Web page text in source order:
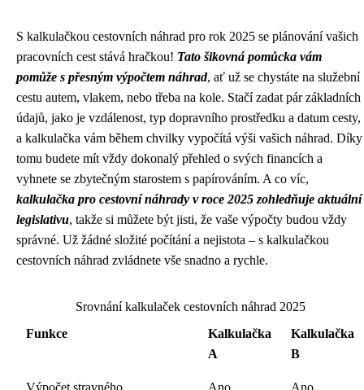
S kalkulačkou cestovních náhrad pro rok 2025 se plánování vašich
pracovních cest stává hračkou! Tato šikovná pomůcka vám
pomůže s přesným výpočtem náhrad, ať už se chystáte na služební
cestu autem, vlakem, nebo třeba na kole. Stačí zadat pár základních
údajů, jako je vzdálenost, typ dopravního prostředku a datum cesty,
a kalkulačka vám během chvilky vypočítá výši vašich náhrad. Díky
tomu budete mít vždy dokonalý přehled o svých financích a
vyhnete se zbytečným starostem s papírováním. A co víc,
kalkulačka pro cestovní náhrady v roce 2025 zohledňuje aktuální
legislativu, takže si můžete být jisti, že vaše výpočty budou vždy
správné. Už žádné složité počítání a nejistota – s kalkulačkou
cestovních náhrad zvládnete vše snadno a rychle.
Srovnání kalkulaček cestovních náhrad 2025
Funkce
Kalkulačka
A
Kalkulačka
B
Výpočet stravného Ano Ano